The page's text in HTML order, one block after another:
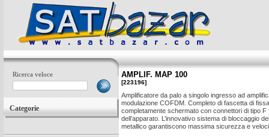
Ricerca veloce
Categorie
AMPLIF. MAP 100
[223196]
Amplificatore da palo a singolo ingresso ad
modulazione COFDM. Completo di fascetta di
completamente schermato con connettori di tipo
dell’apparato. L’innovativo sistema di bloccaggio
metallico garantiscono massima sicurezza e